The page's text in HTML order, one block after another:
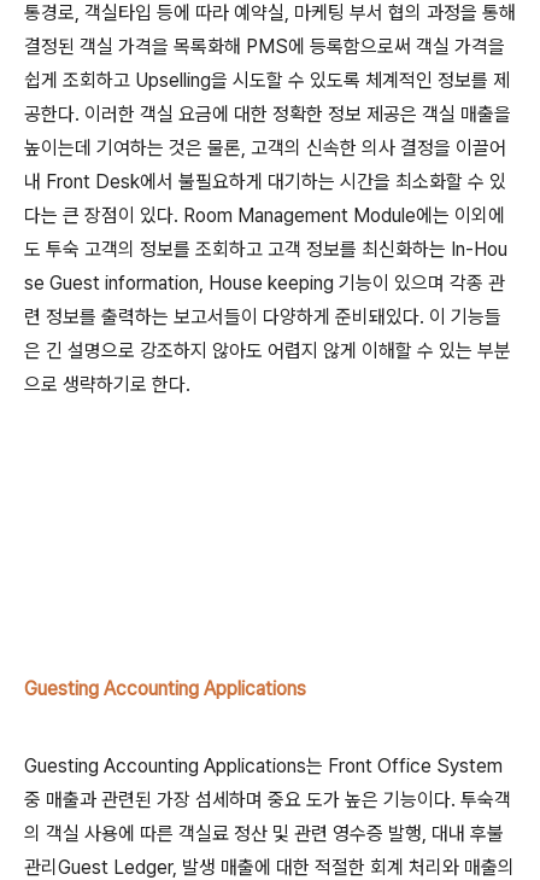
통경로, 객실타입 등에 따라 예약실, 마케팅 부서 협의 과정을 통해
결정된 객실 가격을 목록화해 PMS에 등록함으로써 객실 가격을
쉽게 조회하고 Upselling을 시도할 수 있도록 체계적인 정보를 제
공한다. 이러한 객실 요금에 대한 정확한 정보 제공은 객실 매출을
높이는데 기여하는 것은 물론, 고객의 신속한 의사 결정을 이끌어
내 Front Desk에서 불필요하게 대기하는 시간을 최소화할 수 있
다는 큰 장점이 있다. Room Management Module에는 이외에
도 투숙 고객의 정보를 조회하고 고객 정보를 최신화하는 In-Hou
se Guest information, House keeping 기능이 있으며 각종 관
련 정보를 출력하는 보고서들이 다양하게 준비돼있다. 이 기능들
은 긴 설명으로 강조하지 않아도 어렵지 않게 이해할 수 있는 부분
으로 생략하기로 한다.
Guesting Accounting Applications
Guesting Accounting Applications는 Front Office System
중 매출과 관련된 가장 섬세하며 중요 도가 높은 기능이다. 투숙객
의 객실 사용에 따른 객실료 정산 및 관련 영수증 발행, 대내 후불
관리Guest Ledger, 발생 매출에 대한 적절한 회계 처리와 매출의